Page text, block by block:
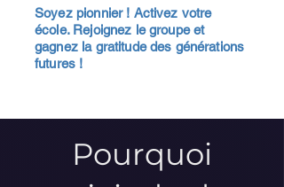
Soyez pionnier ! Activez votre
école. Rejoignez le groupe et
gagnez la gratitude des générations
futures !
Pourquoi